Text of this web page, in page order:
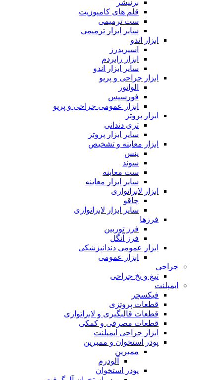
برنیشر
قلم های کامپوزیت
ست ترمیمی
سایر ابزار ترمیمی
ابزار اندو
اسپریدرز
ابزار رابردم
سایر ابزار اندو
ابزار جراحی و پریو
الواتور
فورسپس
ابزار عمومی جراحی و پریو
ابزار پروتز
تری دندانی
سایر ابزار پروتز
ابزار معاینه و تشخیص
پنس
سوند
ست معاینه
سایر ابزار معاینه
ابزار لابراتواری
چاقو
سایر ابزار لابراتواری
فرزها
فرز توربین
فرز آنگل
ابزار عمومی دندانپزشکی
ابزار عمومی
جراحی
تیغ و نخ جراحی
ایمپلنت
فیکسچر
قطعات پروتزی
قطعات قالبگیری و لابراتواری
قطعات مصرفی و کمکی
ابزار جراحی ایمپلنت
پودر استخوان و ممبرین
ممبرین
آلودرم
پودر استخوان